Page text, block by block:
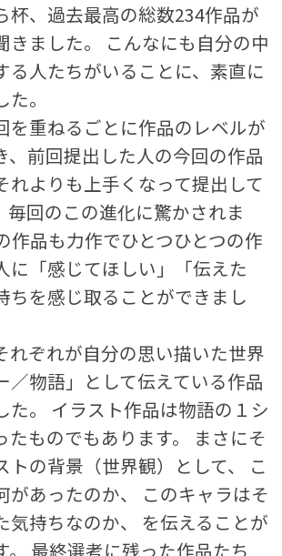
杯、過去最高の総数234作品が
きました。 こんなにも自分の中
る人たちがいることに、素直に
。
を重ねるごとに作品のレベルが
、前回提出した人の今回の作品
れよりも上手くなって提出して
毎回のこの進化に驚かされま
作品も力作でひとつひとつの作
に「感じてほしい」「伝えた
ちを感じ取ることができまし
れぞれが自分の思い描いた世界
／物語」として伝えている作品
た。 イラスト作品は物語の１シ
たものでもあります。 まさにそ
トの背景（世界観）として、 こ
があったのか、 このキャラはそ
気持ちなのか、 を伝えることが
。 最終選考に残った作品たち